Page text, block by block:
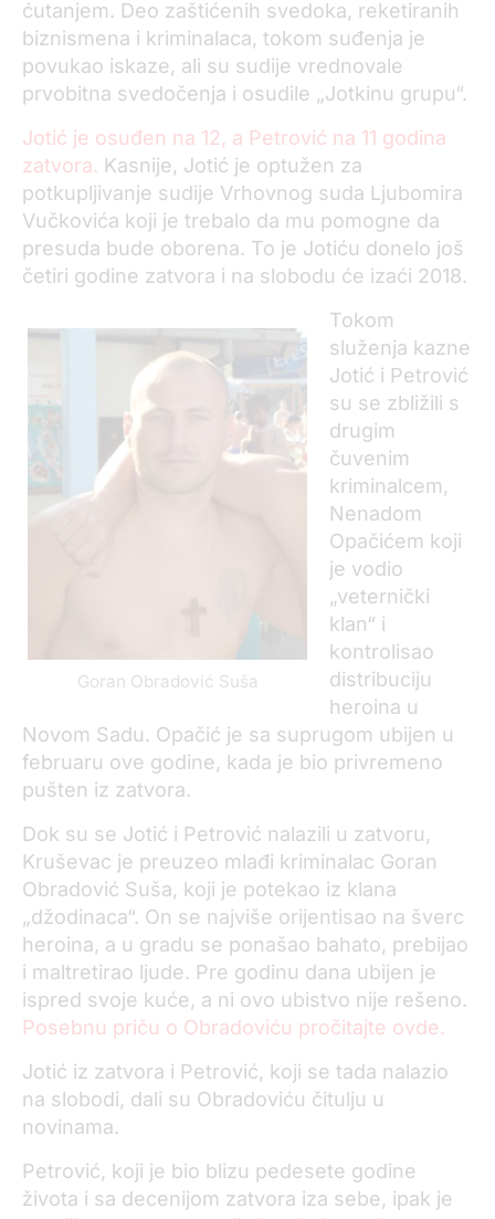
ćutanjem. Deo zaštićenih svedoka, reketiranih
biznismena i kriminalaca, tokom suđenja je
povukao iskaze, ali su sudije vrednovale
prvobitna svedočenja i osudile „Jotkinu grupu“.
Jotić je osuđen na 12, a Petrović na 11 godina
zatvora. Kasnije, Jotić je optužen za
potkupljivanje sudije Vrhovnog suda Ljubomira
Vučkovića koji je trebalo da mu pomogne da
presuda bude oborena. To je Jotiću donelo još
četiri godine zatvora i na slobodu će izaći 2018.
Goran Obradović Suša
Tokom
služenja kazne
Jotić i Petrović
su se zbližili s
drugim
čuvenim
kriminalcem,
Nenadom
Opačićem koji
je vodio
„veternički
klan“ i
kontrolisao
distribuciju
heroina u
Novom Sadu. Opačić je sa suprugom ubijen u
februaru ove godine, kada je bio privremeno
pušten iz zatvora.
Dok su se Jotić i Petrović nalazili u zatvoru,
Kruševac je preuzeo mlađi kriminalac Goran
Obradović Suša, koji je potekao iz klana
„džodinaca“. On se najviše orijentisao na šverc
heroina, a u gradu se ponašao bahato, prebijao
i maltretirao ljude. Pre godinu dana ubijen je
ispred svoje kuće, a ni ovo ubistvo nije rešeno.
Posebnu priču o Obradoviću pročitajte ovde.
Jotić iz zatvora i Petrović, koji se tada nalazio
na slobodi, dali su Obradoviću čitulju u
novinama.
Petrović, koji je bio blizu pedesete godine
života i sa decenijom zatvora iza sebe, ipak je